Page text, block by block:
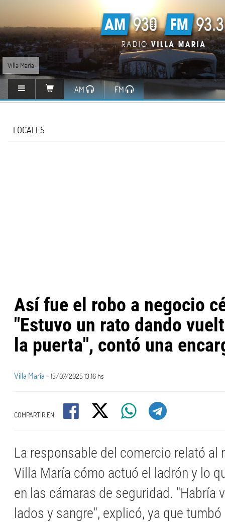
Villa María
AM FM
LOCALES
Así fue el robo a negocio
"Estuvo un rato dando
la puerta", contó una
Villa María - 15/07/2025 13:16 hs
COMPARTIR EN:
La responsable del comercio relató al
Villa María cómo actuó el ladrón y lo
en las cámaras de seguridad. "Habría
lados y sangre", explicó, ya que